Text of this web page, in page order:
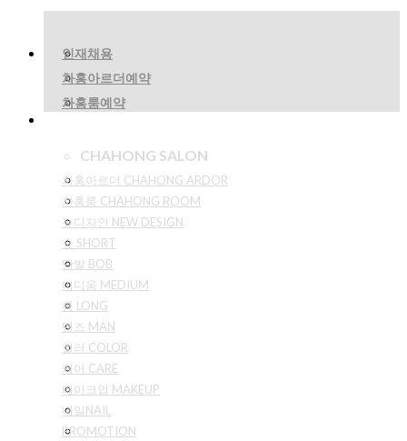
인재채용
차홍아르더예약
차홍룸예약
CHAHONG SALON
차홍아르더 CHAHONG ARDOR
차홍룸 CHAHONG ROOM
뉴디자인 NEW DESIGN
숏 SHORT
단발 BOB
미디움 MEDIUM
롱 LONG
맨즈 MAN
컬러 COLOR
케어 CARE
메이크업 MAKEUP
네일NAIL
PROMOTION